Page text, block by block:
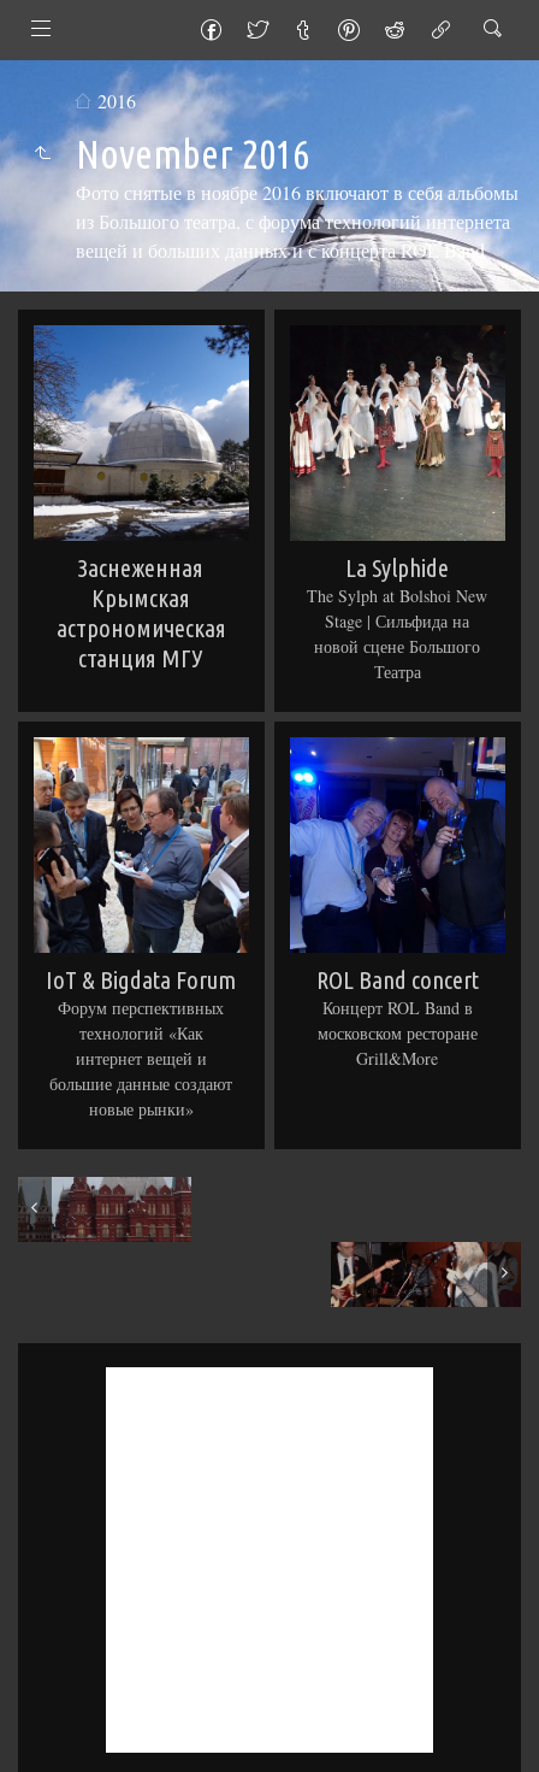
2016
November 2016
Фото снятые в ноябре 2016 включают в себя альбомы
из Большого театра, с форума технологий интернета
вещей и больших данных и с концерта ROL Band
Заснеженная
Крымская
астрономическая
станция МГУ
La Sylphide
The Sylph at Bolshoi New
Stage | Сильфида на
новой сцене Большого
Театра
IoT & Bigdata Forum
Форум перспективных
технологий «Как
интернет вещей и
большие данные создают
новые рынки»
ROL Band concert
Концерт ROL Band в
московском ресторане
Grill&More
October 2016
December 2016